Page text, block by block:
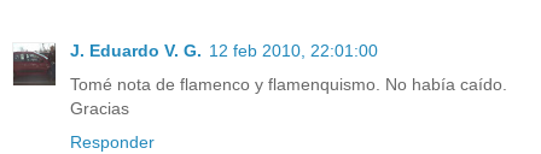
J. Eduardo V. G. 12 feb 2010, 22:01:00
Tomé nota de flamenco y flamenquismo. No había caído.
Gracias
Responder